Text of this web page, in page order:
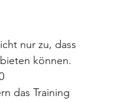
nur zu, dass
können.
das Training